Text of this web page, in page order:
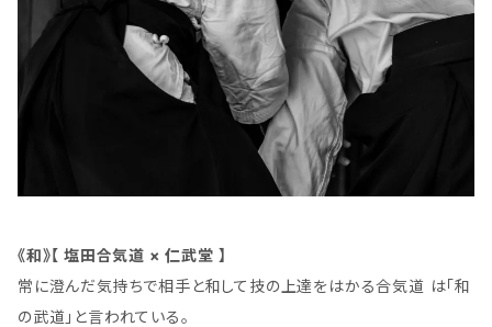
《和》【 塩田合気道 × 仁武堂 】
常に澄んだ気持ちで相手と和して技の上達をはかる合気道 は「和
の武道」と言われている。